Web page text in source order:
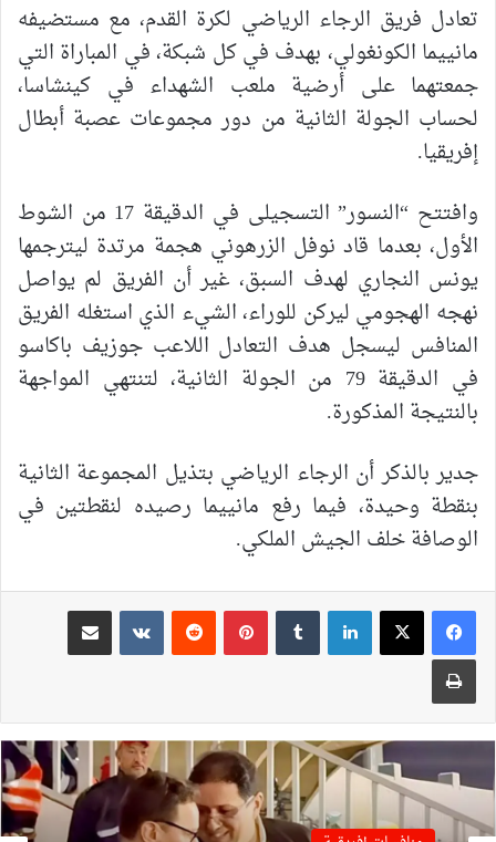
تعادل فريق الرجاء الرياضي لكرة القدم، مع مستضيفه
مانييما الكونغولي، بهدف في كل شبكة، في المباراة التي
جمعتهما على أرضية ملعب الشهداء في كينشاسا،
لحساب الجولة الثانية من دور مجموعات عصبة أبطال
إفريقيا.
وافتتح “النسور” التسجيلى في الدقيقة 17 من الشوط
الأول، بعدما قاد نوفل الزرهوني هجمة مرتدة ليترجمها
يونس النجاري لهدف السبق، غير أن الفريق لم يواصل
نهجه الهجومي ليركن للوراء، الشيء الذي استغله الفريق
المنافس ليسجل هدف التعادل اللاعب جوزيف باكاسو
في الدقيقة 79 من الجولة الثانية، لتنتهي المواجهة
بالنتيجة المذكورة.
جدير بالذكر أن الرجاء الرياضي بتذيل المجموعة الثانية
بنقطة وحيدة، فيما رفع مانييما رصيده لنقطتين في
الوصافة خلف الجيش الملكي.
لينكدإن بينتيريست
مشاركة عبر البريد
طباعة